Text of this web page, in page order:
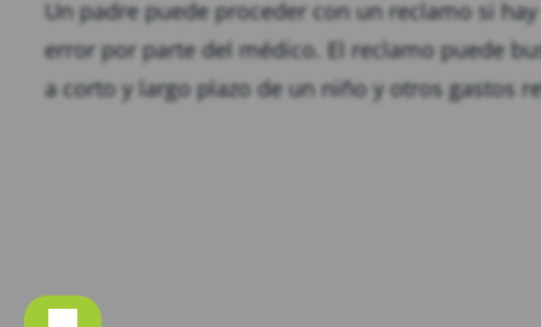
Un padre puede proceder con un reclamo si
error por parte del médico. El reclamo puede
a corto y largo plazo de un niño y otros gastos